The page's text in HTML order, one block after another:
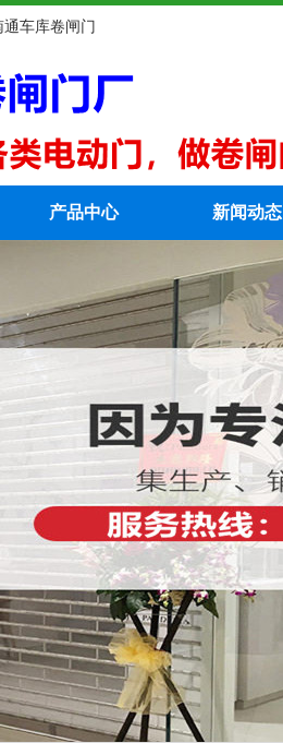
车库卷闸门
产品中心 新闻动态